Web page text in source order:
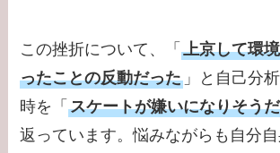
この挫折について、「上京して環
ったことの反動だった 」と自己分
時を「スケートが嫌いになりそう
返っています。悩みながらも自分